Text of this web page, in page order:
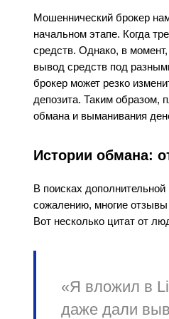
Мошеннический брокер
начальном этапе. Когда
средств. Однако, в
вывод средств под
брокер может резко
депозита. Таким образом,
обмана и выманивания
Истории обмана:
В поисках
сожалению, многие
Вот несколько цитат от
«Я вложил в
даже дали